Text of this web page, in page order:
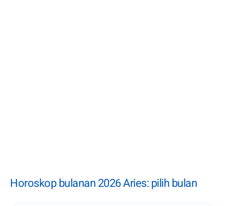
Horoskop bulanan 2026 Aries: pilih bulan